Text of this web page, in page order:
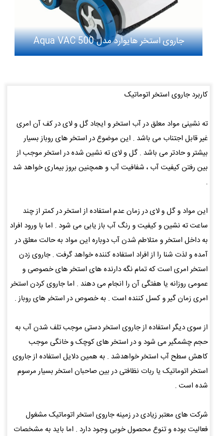
جاروی استخر هایوارد مدل Aqua VAC 500
کاربرد جاروی استخر اتوماتیک
ته نشینی مواد معلق در آب استخر و ایجاد گل و لای در کف آن امری
غیر قابل اجتناب می باشد . این موضوع در استخر های روباز بسیار
بیشتر و حادتر می باشد . گل و لای ته نشین شده در استخر موجب از
بین رفتن کیفیت آب ، شفافیت آب و همچنین بروز بیماری خواهد شد
.
این مواد و گل و لای در زمان عدم استفاده از استخر در کمتر از چند
ساعت ته نشین و کیفیت و رنگ آب باز یابی می شود . اما با ورود افراد
به داخل استخر و متلاطم شدن آب دوباره این مواد به حالت معلق در
آمده و لذت شنا را از افراد استفاده کننده خواهد گرفت . جاروی زدن
استخر امری است که تمام نگه دارنده های استخر های خصوصی و
عمومی روزانه یا هفتگی آن را انجام می دهند . اما جاروی کردن استخر
امری زمان گیر و کسل کننده است . به خصوص در استخر های روباز .
از سوی دیگر استفاده از جاروی استخر دستی موجب تلف شدن آب به
حجم چشمگیر می شود و در استخر های کوچک و خانگی موجب
کاهش سطح آب استخر خواهدشد . به همین دلایل استفاده از جاروی
استخر اتوماتیک یا ربات نظافتی در بین صاحبان استخر بسیار مرسوم
شده است .
شرکت های معتبر زیادی در زمینه جاروی استخر اتوماتیک مشغول
فعالیت بوده و تنوع محصول خوبی وجود دارد . اما باید به مشخصات